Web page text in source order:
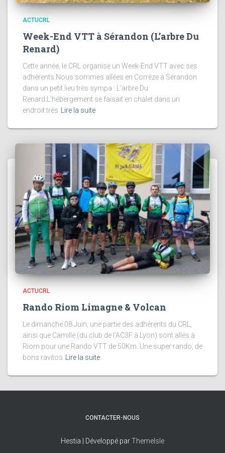
ACTUCRL
Week-End VTT à Sérandon (L’arbre Du
Renard)
Cette année, le CRL organise un Week-End VTT avec ses
adhérents.Nous sommes allées en Corrèze à Sérandon
dans un petit lieu très sympa : L’arbre Du
Renard.L’hébergement se faisait en chalet dans un
endroit très Lire la suite
ACTUCRL
Rando Riom Limagne & Volcan
Le dimanche 08 Juin, une partie des adhérents du CRL,
ainsi que Camille (du club de l’AC3F à Lyon) sont allés à
Riom pour une Rando VTT de 50Km. Une super rando, de
bons ravitos
Lire la suite
CONTACTER-NOUS
Hestia | Développé parThemeIsle